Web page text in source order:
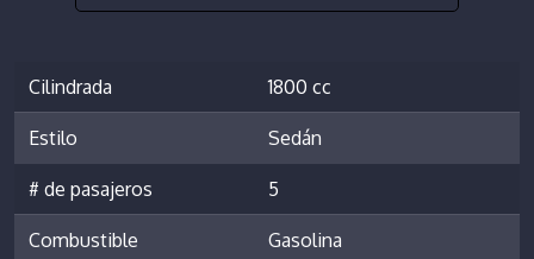
Cilindrada 1800 cc
Estilo Sedán
# de pasajeros 5
Combustible Gasolina